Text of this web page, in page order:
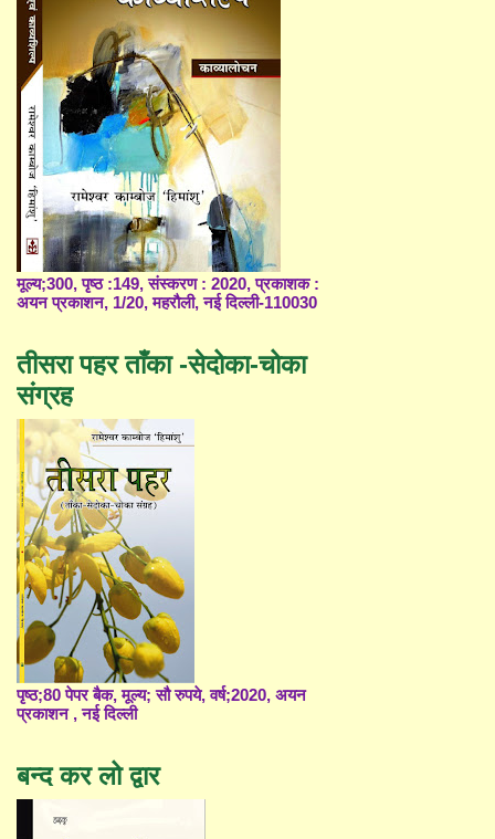
मूल्य;300, पृष्ठ :149, संस्करण : 2020, प्रकाशक :
अयन प्रकाशन, 1/20, महरौली, नई दिल्ली-110030
तीसरा पहर ताँका -सेदोका-चोका
संग्रह
पृष्ठ;80 पेपर बैक, मूल्य; सौ रुपये, वर्ष;2020, अयन
प्रकाशन , नई दिल्ली
बन्द कर लो द्वार